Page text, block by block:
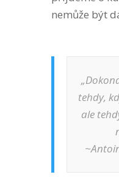
nemůže být
tehdy,
ale